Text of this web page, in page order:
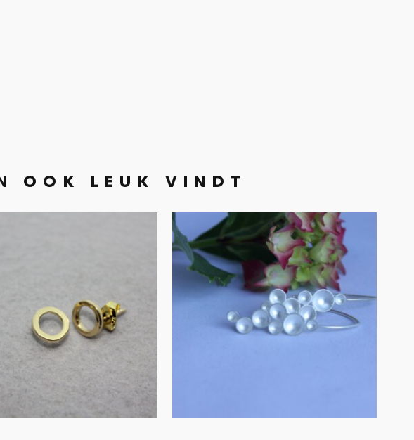
OOK LEUK VINDT
245.00
IN WINKELMAND
Bubble oorbellen
in zilver
€90.00